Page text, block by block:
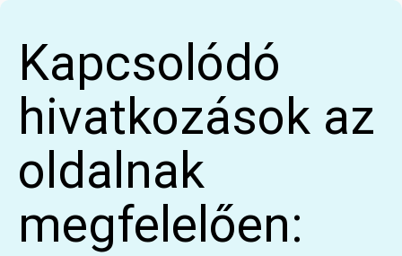
Kapcsolódó
hivatkozások az
oldalnak
megfelelően: